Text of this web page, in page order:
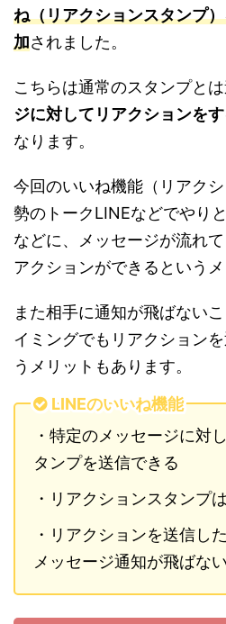
ね（リアクションスタンプ
加されました。
こちらは通常のスタンプとは
ジに対してリアクションを
なります。
今回のいいね機能（リアク
勢のトークLINEなどでやり
などに、メッセージが流れ
アクションができるというメ
また相手に通知が飛ばない
イミングでもリアクション
うメリットもあります。
LINEのいいね機能
・特定のメッセージに対
タンプを送信できる
・リアクションスタンプ
・リアクションを送信し
メッセージ通知が飛ばな